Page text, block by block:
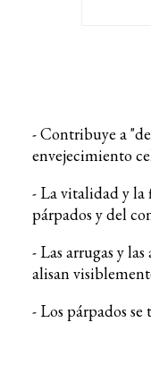
- Contribuye a
envejecimiento
- La vitalidad y la
párpados y del
- Las arrugas y
alisan
- Los párpados se